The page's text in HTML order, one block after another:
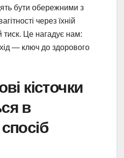
бути обережними з
через їхній
тиск. Це нагадує нам:
— ключ до здорового
кісточки
в